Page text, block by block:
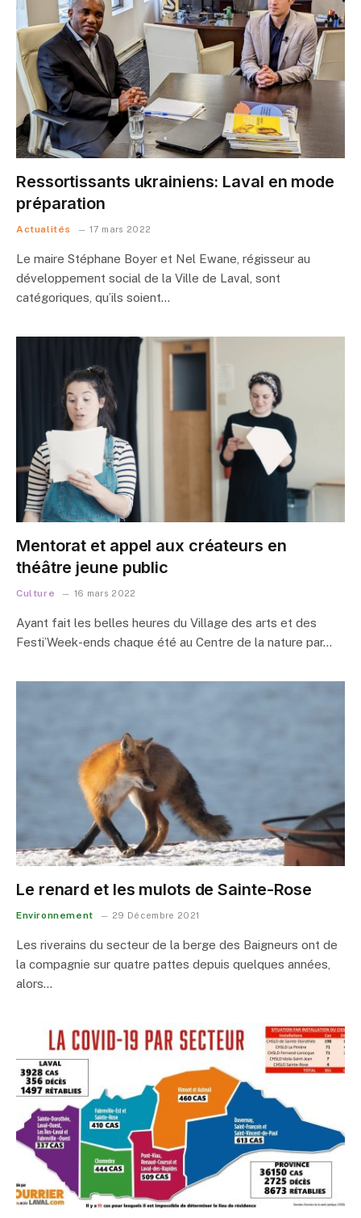
Ressortissants ukrainiens: Laval en mode
préparation
Actualités 17 mars 2022
Le maire Stéphane Boyer et Nel Ewane, régisseur au
développement social de la Ville de Laval, sont
catégoriques, qu’ils soient…
Mentorat et appel aux créateurs en
théâtre jeune public
Culture 16 mars 2022
Ayant fait les belles heures du Village des arts et des
Festi’Week-ends chaque été au Centre de la nature par…
Le renard et les mulots de Sainte-Rose
Environnement 29 Décembre 2021
Les riverains du secteur de la berge des Baigneurs ont de
la compagnie sur quatre pattes depuis quelques années,
alors…